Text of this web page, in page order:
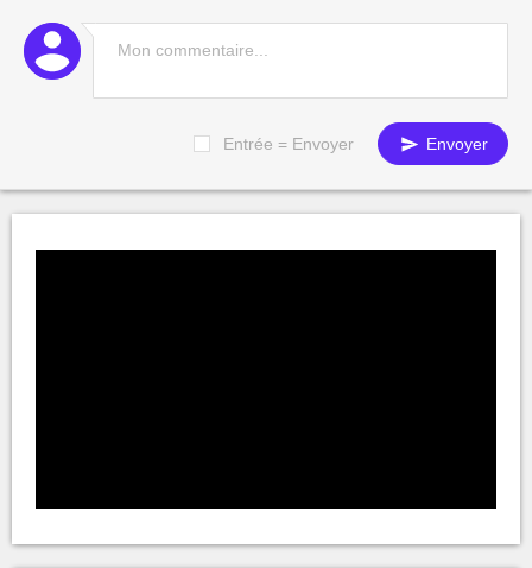
Entrée = Envoyer Envoyer